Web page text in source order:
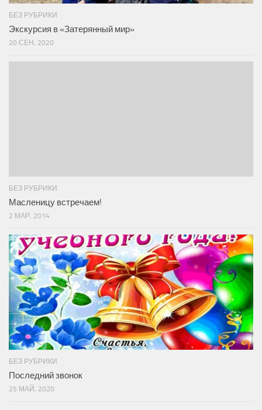
БЕЗ РУБРИКИ
Экскурсия в «Затерянный мир»
20 СЕН, 2020
БЕЗ РУБРИКИ
Масленицу встречаем!
2 МАР, 2014
БЕЗ РУБРИКИ
Последний звонок
25 МАЙ, 2020